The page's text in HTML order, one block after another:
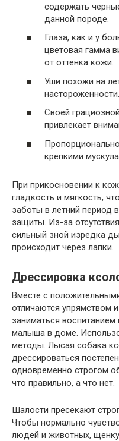
содержать
данной породе.
Глаза, как и у
цветовая гамма
от оттенка кожи.
Уши похожи на
настороженности.
Своей
привлекает
крепкими
При прикосновении к
гладкость и мягкость,
заботы в летний период
защиты. Из-за
сильный зной изредка
происходит через лапки.
Дрессировка
Вместе с
отличаются упрямством
заниматься
малыша в доме.
методы. Лысая собака
дрессироваться
одновременно строгом
что правильно, а что нет.
Шалости пресекают
Чтобы нормально
людей и животных,